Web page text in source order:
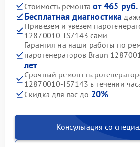
Стоимость ремонта от 465 руб.
Бесплатная диагностика
Привезем и увезем
12870010-IS7143 сами
Гарантия на наши работы по
парогенераторов Braun
лет
Срочный ремонт
12870010-IS7143 в течении
Скидка для вас до 20%
Консультация со